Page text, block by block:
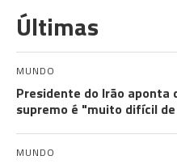
Últimas
MUNDO
Presidente do Irão
supremo é "muito difícil
MUNDO